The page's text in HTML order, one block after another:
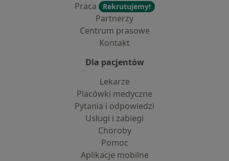
Praca
Rekrutujemy!
Partnerzy
Centrum prasowe
Kontakt
Dla pacjentów
Lekarze
Placówki medyczne
Pytania i odpowiedzi
Usługi i zabiegi
Choroby
Pomoc
Aplikacje mobilne